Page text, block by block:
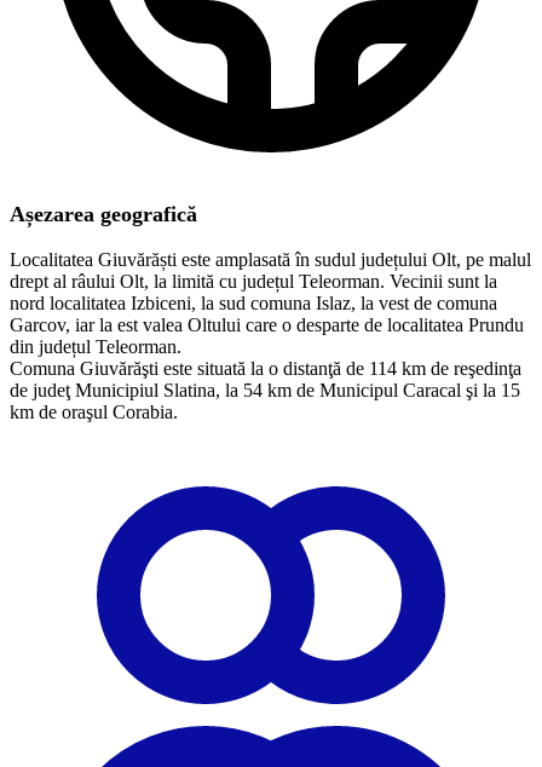
Așezarea geografică
Localitatea Giuvărăști este amplasată în sudul județului Olt, pe malul
drept al râului Olt, la limită cu județul Teleorman. Vecinii sunt la
nord localitatea Izbiceni, la sud comuna Islaz, la vest de comuna
Garcov, iar la est valea Oltului care o desparte de localitatea Prundu
din județul Teleorman.
​Comuna Giuvărăşti este situată la o distanţă de 114 km de reşedinţa
de judeţ Municipiul Slatina, la 54 km de Municipul Caracal şi la 15
km de oraşul Corabia.